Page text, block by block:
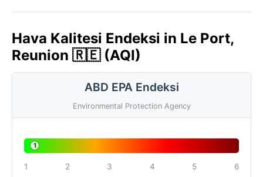
Hava Kalitesi Endeksi in Le Port,
Reunion 🇷🇪 (AQI)
ABD EPA Endeksi
Environmental Protection Agency
1
1 2 3 4 5 6